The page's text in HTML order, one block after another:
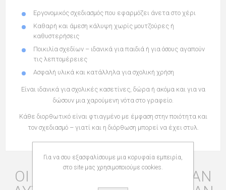
Εργονομικός σχεδιασμός που εφαρμόζει άνετα στο χέρι
Καθαρή και άμεση κάλυψη χωρίς μουτζούρες ή
καθυστερήσεις
Ποικιλία σχεδίων – ιδανικά για παιδιά ή για όσους αγαπούν
τις λεπτομέρειες
Ασφαλή υλικά και κατάλληλα για σχολική χρήση
Είναι ιδανικά για σχολικές κασετίνες, δώρα ή ακόμα και για να
δώσουν μια χαρούμενη νότα στο γραφείο.
Κάθε διορθωτικό είναι φτιαγμένο με έμφαση στην ποιότητα και
τον σχεδιασμό – γιατί και η διόρθωση μπορεί να έχει στυλ.
ΟΙ ΠΕΛΆΤΕΣ ΠΟΥ ΑΓΌΡΑΣΑΝ
Για να σου εξασφαλίσουμε μια κορυφαία εμπειρία,
στο site μας χρησιμοποιούμε cookies.